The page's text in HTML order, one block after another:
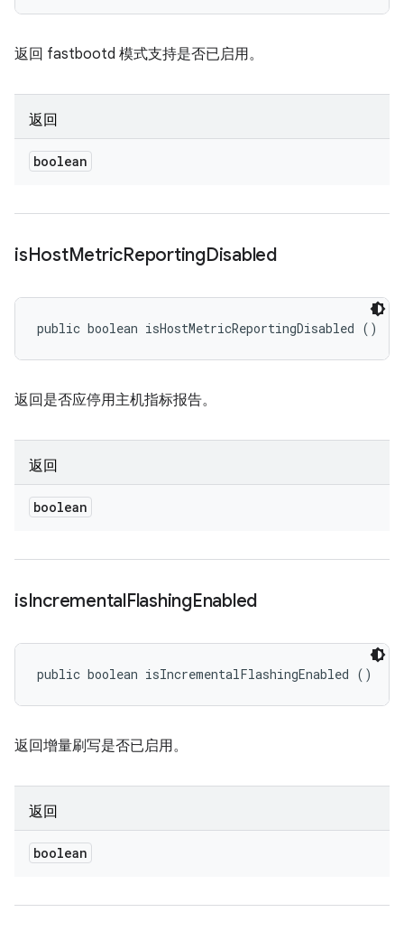
返回 fastbootd 模式支持是否已启用。
返回
boolean
isHostMetricReportingDisabled
public boolean isHostMetricReportingDisabled ()
返回是否应停用主机指标报告。
返回
boolean
isIncrementalFlashingEnabled
public boolean isIncrementalFlashingEnabled ()
返回增量刷写是否已启用。
返回
boolean